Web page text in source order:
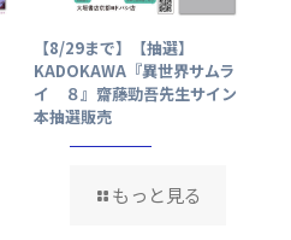
【8/29まで】【抽選】
KADOKAWA『異世界サムラ
イ ８』齋藤勁吾先生サイン
本抽選販売
もっと見る